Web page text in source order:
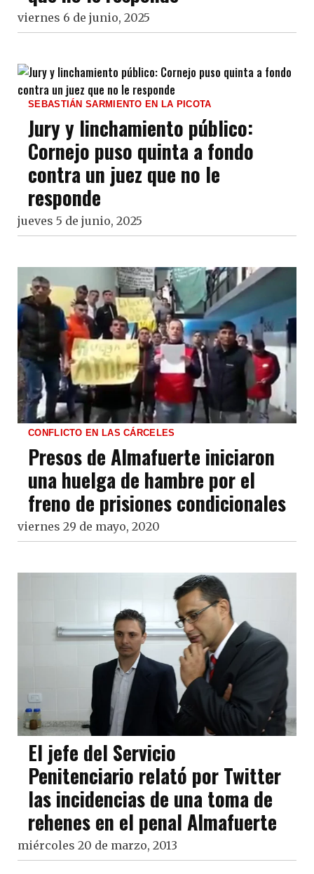
viernes 6 de junio, 2025
SEBASTIÁN SARMIENTO EN LA PICOTA
Jury y linchamiento público:
Cornejo puso quinta a fondo
contra un juez que no le
responde
jueves 5 de junio, 2025
CONFLICTO EN LAS CÁRCELES
Presos de Almafuerte iniciaron
una huelga de hambre por el
freno de prisiones condicionales
viernes 29 de mayo, 2020
El jefe del Servicio
Penitenciario relató por Twitter
las incidencias de una toma de
rehenes en el penal Almafuerte
miércoles 20 de marzo, 2013